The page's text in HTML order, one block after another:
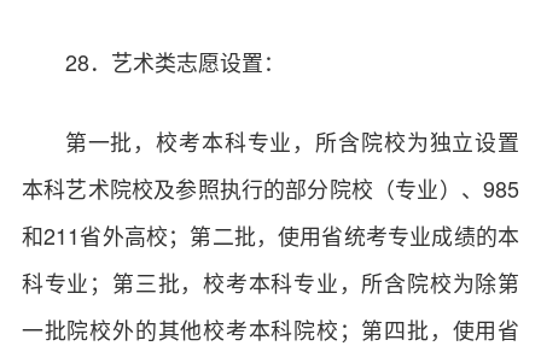
28．艺术类志愿设置：
第一批，校考本科专业，所含院校为独立设置
本科艺术院校及参照执行的部分院校（专业）、985
和211省外高校；第二批，使用省统考专业成绩的本
科专业；第三批，校考本科专业，所含院校为除第
一批院校外的其他校考本科院校；第四批，使用省